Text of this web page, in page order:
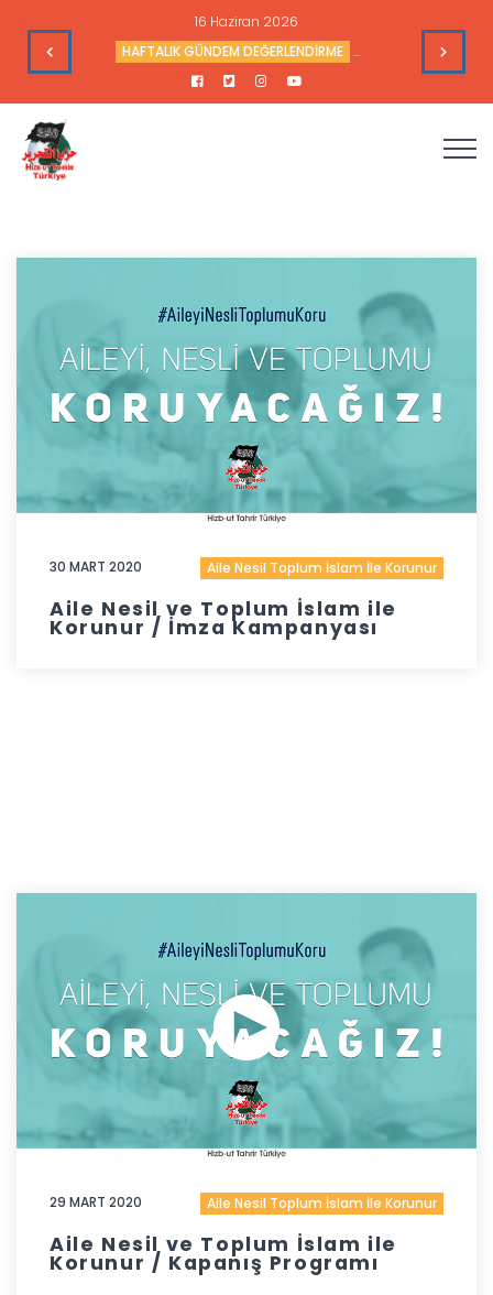
16 Haziran 2026
HAFTALIK GÜNDEM DEĞERLENDİRME Haftalık
30 MART 2020 Aile Nesil Toplum İslam İle Korunur
Aile Nesil ve Toplum İslam ile
Korunur / İmza Kampanyası
29 MART 2020 Aile Nesil Toplum İslam İle Korunur
Aile Nesil ve Toplum İslam ile
Korunur / Kapanış Programı